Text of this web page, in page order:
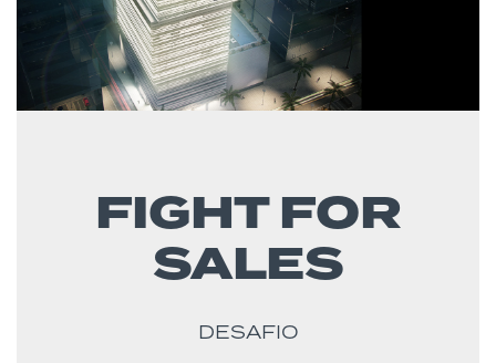
FIGHT FOR
SALES
DESAFIO